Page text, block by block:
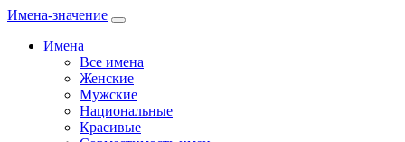
Имена-значение
Имена
Все имена
Женские
Мужские
Национальные
Красивые